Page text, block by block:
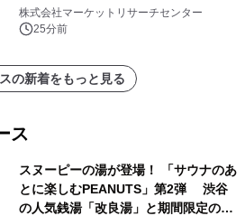
超）・分析レポートを発表
株式会社マーケットリサーチセンター
25分前
の新着をもっと見る
ス
スヌーピーの湯が登場！ 「サウナのあ
とに楽しむPEANUTS」第2弾 渋谷
の人気銭湯「改良湯」と期間限定のコ